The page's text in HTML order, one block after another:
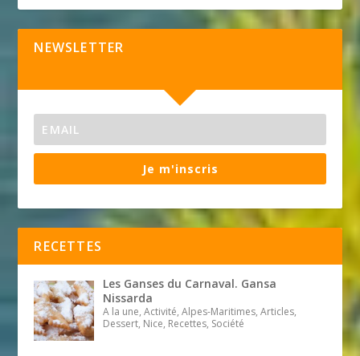
NEWSLETTER
Je m'inscris
RECETTES
Les Ganses du Carnaval. Gansa
Nissarda
A la une, Activité, Alpes-Maritimes, Articles,
Dessert, Nice, Recettes, Société